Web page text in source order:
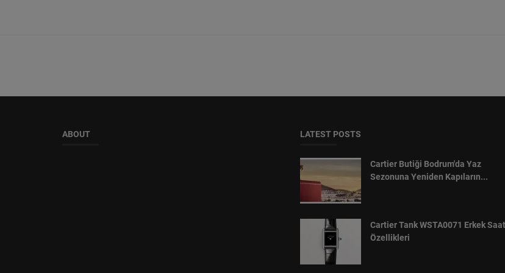
ABOUT LATEST POSTS
Cartier Butiği Bodrum'da Yaz
Sezonuna Yeniden Kapıların...
Cartier Tank WSTA0071 Erkek
Özellikleri